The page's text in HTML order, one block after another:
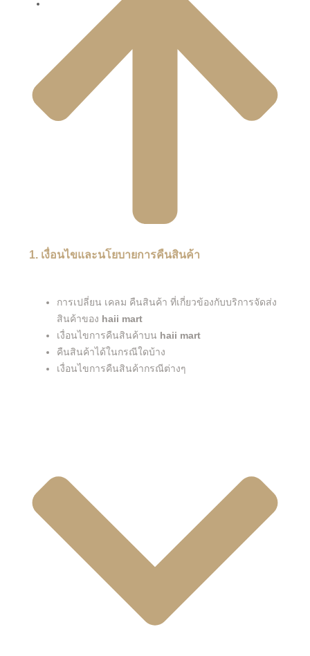
1. เงื่อนไขและนโยบายการคืนสินค้า
การเปลี่ยน เคลม คืนสินค้า ที่เกี่ยวข้องกับบริการจัดส่ง
สินค้าของ haii mart
เงื่อนไขการคืนสินค้าบน haii mart
คืนสินค้าได้ในกรณีใดบ้าง
เงื่อนไขการคืนสินค้ากรณีต่างๆ